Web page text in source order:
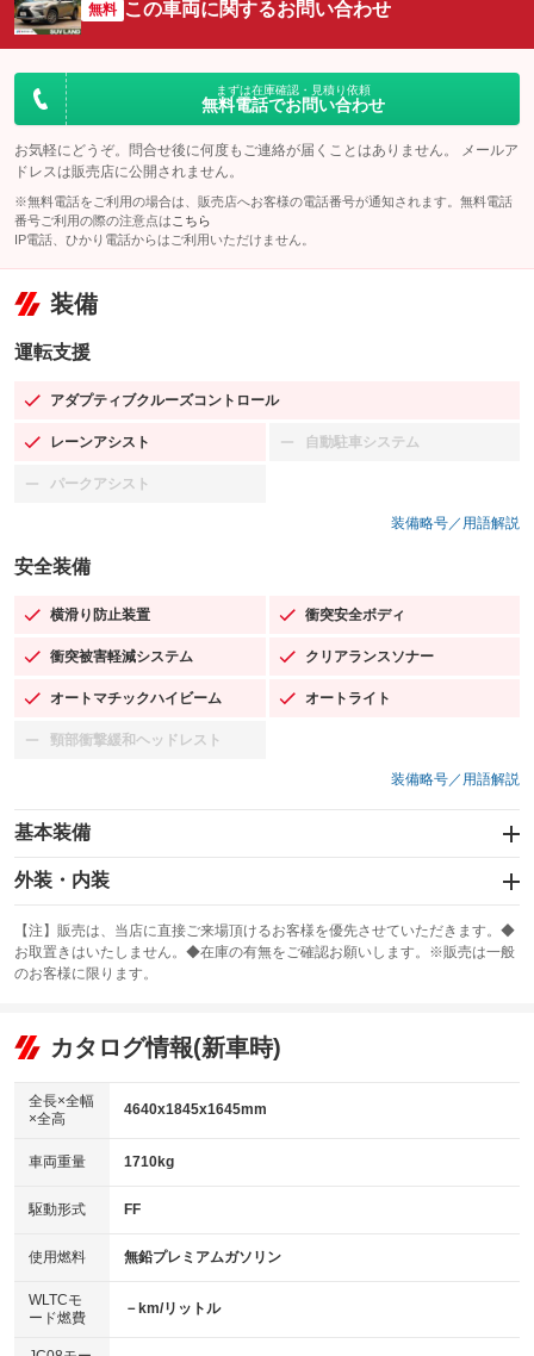
無料 この車両に関するお問い合わせ
まずは在庫確認・見積り依頼
無料電話でお問い合わせ
お気軽にどうぞ。問合せ後に何度もご連絡が届くことはありません。 メールア
ドレスは販売店に公開されません。
※無料電話をご利用の場合は、販売店へお客様の電話番号が通知されます。無料電話
番号ご利用の際の注意点は こちら
IP電話、ひかり電話からはご利用いただけません。
装備
運転支援
アダプティブクルーズコントロール
：装備あり
レーンアシスト
：装備あり 自動駐車システム
：装備なし
パークアシスト
：装備なし
装備略号／用語解説
安全装備
横滑り防止装置
：装備あり 衝突安全ボディ
：装備あり
衝突被害軽減システム
：装備あり クリアランスソナー
：装備あり
オートマチックハイビーム
：装備あり オートライト
：装備あり
頸部衝撃緩和ヘッドレスト
：装備なし
装備略号／用語解説
基本装備
エアバッグ：運転席/助手席/サイド
：装備あり
：装備なし
サンルーフ
：装備なし ABS
リフトアップ
：装備なし
：装備なし
パワーウィンドウ
アイドリングストップ
：装備あり
USB入力端子
：装備あり
100V電源
：装備なし
センターデフロック
：装備なし
外装・内装
カーナビ：メモリーナビ他
：装備あり
TV：フルセグ
：装備あり
ビジュアル
：装備なし
アルミホイール：17インチ
：装備あり
HID(キセノンライト)
バックカメラ
エアロ
：装備なし
ローダウン
【注】販売は、当店に直接ご来場頂けるお客様を優先させていただきます。◆
お取置きはいたしません。◆在庫の有無をご確認お願いします。※販売は一般
のお客様に限ります。
カタログ情報(新車時)
全長×全幅
×全高
4640x1845x1645mm
車両重量 1710kg
駆動形式 FF
使用燃料 無鉛プレミアムガソリン
WLTCモ
ード燃費
－km/リットル